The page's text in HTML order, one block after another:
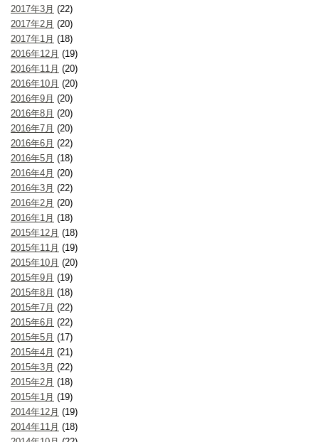
2017年3月 (22)
2017年2月 (20)
2017年1月 (18)
2016年12月 (19)
2016年11月 (20)
2016年10月 (20)
2016年9月 (20)
2016年8月 (20)
2016年7月 (20)
2016年6月 (22)
2016年5月 (18)
2016年4月 (20)
2016年3月 (22)
2016年2月 (20)
2016年1月 (18)
2015年12月 (18)
2015年11月 (19)
2015年10月 (20)
2015年9月 (19)
2015年8月 (18)
2015年7月 (22)
2015年6月 (22)
2015年5月 (17)
2015年4月 (21)
2015年3月 (22)
2015年2月 (18)
2015年1月 (19)
2014年12月 (19)
2014年11月 (18)